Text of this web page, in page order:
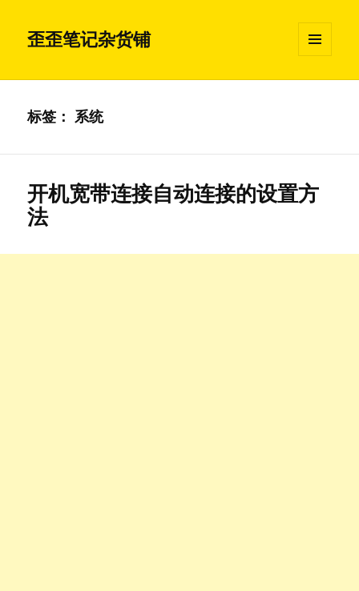
歪歪笔记杂货铺
挂件
标签：系统
开机宽带连接自动连接的设置方
法